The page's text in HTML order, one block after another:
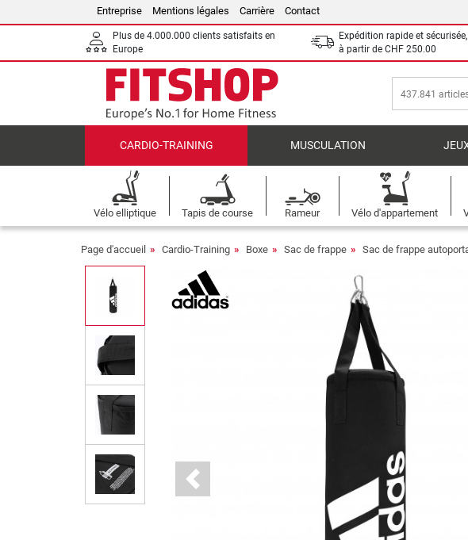
Entreprise Mentions légales Carrière Contact
Plus de 4.000.000 clients satisfaits en
Europe
Expédition rapide et
à partir de CHF 250.00
CARDIO-TRAINING MUSCULATION
Vélo elliptique Tapis de course Rameur Vélo d'appartement
Page d'accueil Cardio-Training Boxe Sac de frappe Sac de frappe
Previous